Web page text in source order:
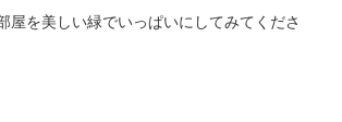
屋を美しい緑でいっぱいにしてみてくださ